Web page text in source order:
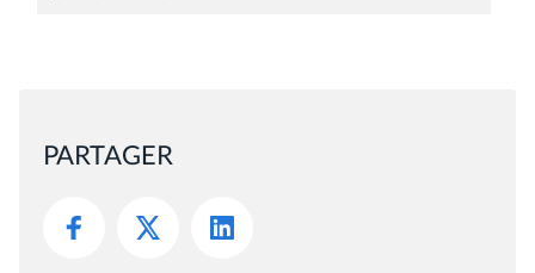
PARTAGER